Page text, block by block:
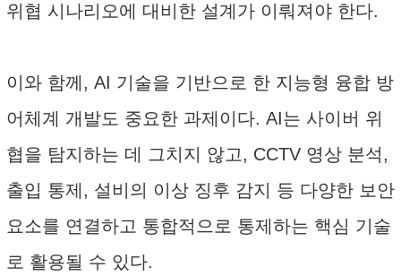
위협 시나리오에 대비한 설계가 이뤄져야 한다.
이와 함께, AI 기술을 기반으로 한 지능형 융합 방
어체계 개발도 중요한 과제이다. AI는 사이버 위
협을 탐지하는 데 그치지 않고, CCTV 영상 분석,
출입 통제, 설비의 이상 징후 감지 등 다양한 보안
요소를 연결하고 통합적으로 통제하는 핵심 기술
로 활용될 수 있다.